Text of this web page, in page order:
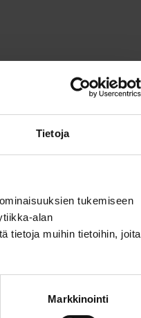
Tietoja
tukemiseen
alan
tietoja muihin tietoihin, joita
Markkinointi